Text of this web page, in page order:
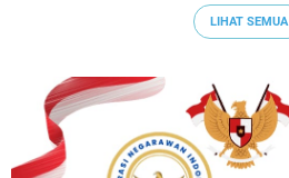
LIHAT SEMUA